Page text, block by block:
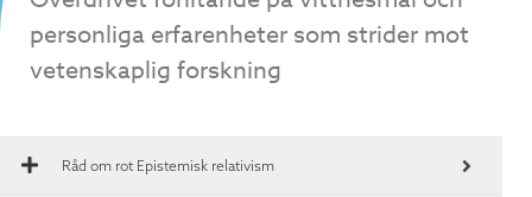
personliga erfarenheter som strider mot
vetenskaplig forskning
Råd om rot Epistemisk relativism